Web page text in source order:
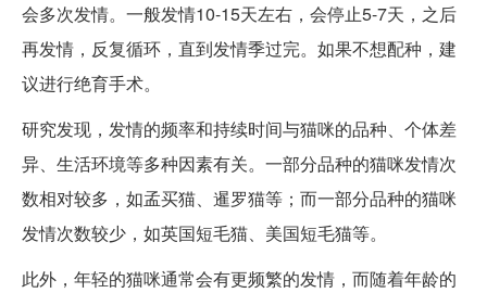
会多次发情。一般发情10-15天左右，会停止5-7天，之后
再发情，反复循环，直到发情季过完。如果不想配种，建
议进行绝育手术。
研究发现，发情的频率和持续时间与猫咪的品种、个体差
异、生活环境等多种因素有关。一部分品种的猫咪发情次
数相对较多，如孟买猫、暹罗猫等；而一部分品种的猫咪
发情次数较少，如英国短毛猫、美国短毛猫等。
此外，年轻的猫咪通常会有更频繁的发情，而随着年龄的